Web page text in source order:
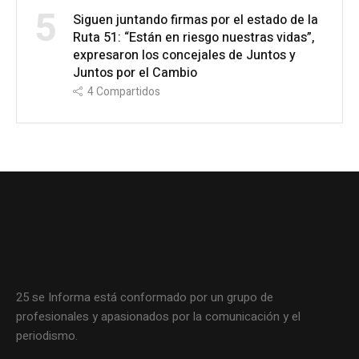
5
Siguen juntando firmas por el estado de la
Ruta 51: “Están en riesgo nuestras vidas”,
expresaron los concejales de Juntos y
Juntos por el Cambio
4Compartidos
25 se Informa está conformado por un grupo de
profesionales y apasionados por la comunicación y el
periodismo.